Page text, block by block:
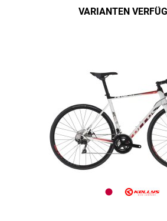
VARIANTEN